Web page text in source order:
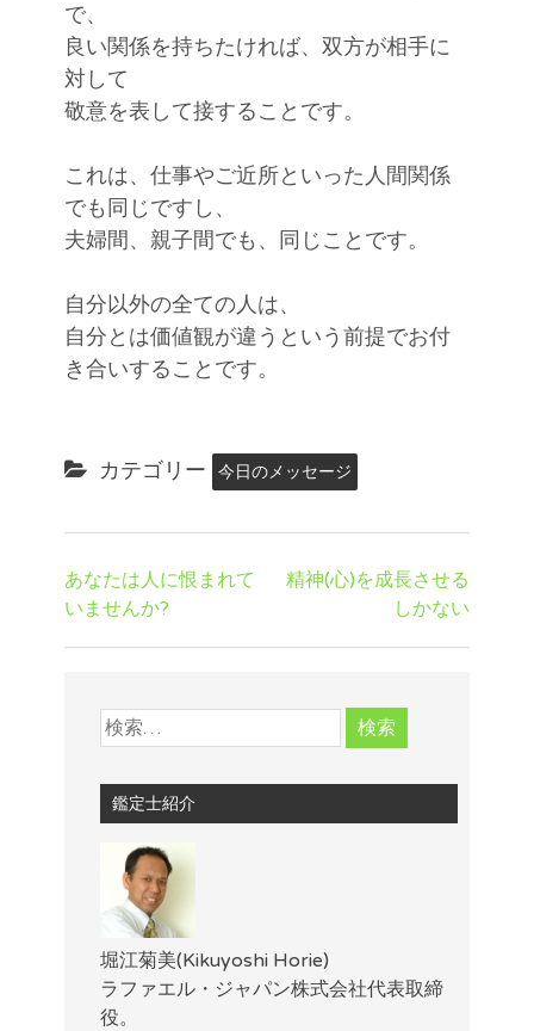
で、
良い関係を持ちたければ、双方が相手に
対して
敬意を表して接することです。
これは、仕事やご近所といった人間関係
でも同じですし、
夫婦間、親子間でも、同じことです。
自分以外の全ての人は、
自分とは価値観が違うという前提でお付
き合いすることです。
カテゴリー 今日のメッセージ
あなたは人に恨まれて
いませんか?
精神(心)を成長させる
しかない
鑑定士紹介
堀江菊美(Kikuyoshi Horie)
ラファエル・ジャパン株式会社代表取締
役。